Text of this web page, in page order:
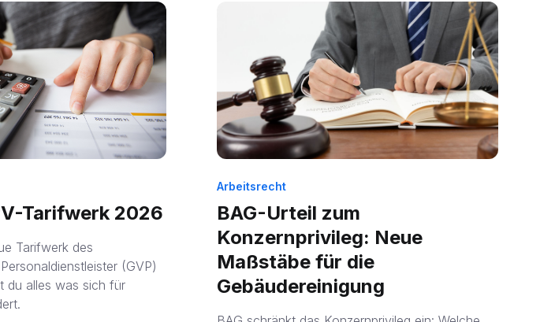
Tarifwerk 2026
Tarifwerk des
(GVP)
du alles was sich für
Arbeitsrecht
BAG-Urteil zum
Konzernprivileg: Neue
Maßstäbe für die
Gebäudereinigung